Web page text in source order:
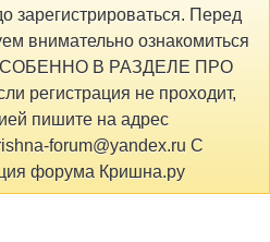
зарегистрироваться. Перед
внимательно ознакомиться
В РАЗДЕЛЕ ПРО
регистрация не проходит,
пишите на адрес
forum@yandex.ru С
форума Кришна.ру